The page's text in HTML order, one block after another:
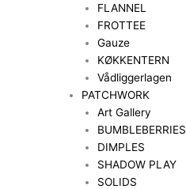
FLANNEL
FROTTEE
Gauze
KØKKENTERN
Vådliggerlagen
PATCHWORK
Art Gallery
BUMBLEBERRIES
DIMPLES
SHADOW PLAY
SOLIDS